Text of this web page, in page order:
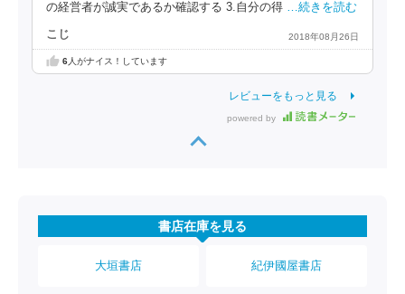
の経営者が誠実であるか確認する 3.自分の得 …続きを読む
こじ 2018年08月26日
6人がナイス！しています
レビューをもっと見る
powered by
書店在庫を見る
大垣書店 紀伊國屋書店